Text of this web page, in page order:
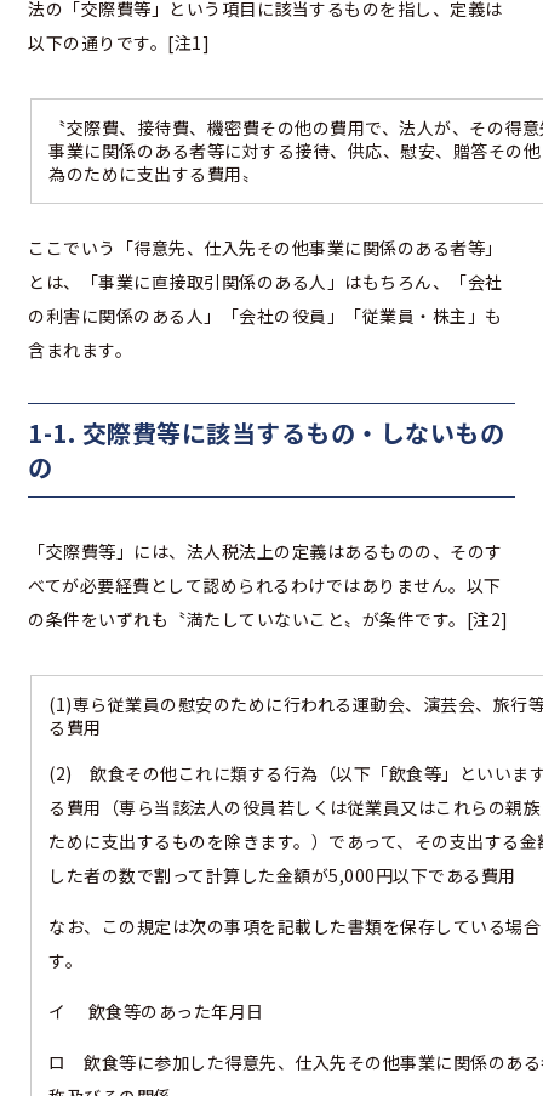
法の「交際費等」という項目に該当するものを指し、定義は
以下の通りです。[注1]
〝交際費、接待費、機密費その他の費用で、法人が、その得
事業に関係のある者等に対する接待、供応、慰安、贈答その
為のために支出する費用〟
ここでいう「得意先、仕入先その他事業に関係のある者等」
とは、「事業に直接取引関係のある人」はもちろん、「会社
の利害に関係のある人」「会社の役員」「従業員・株主」も
含まれます。
1-1. 交際費等に該当するもの・しないもの
の
「交際費等」には、法人税法上の定義はあるものの、そのす
べてが必要経費として認められるわけではありません。以下
の条件をいずれも〝満たしていないこと〟が条件です。[注2]
(1)専ら従業員の慰安のために行われる運動会、演芸会、旅行
る費用
(2) 飲食その他これに類する行為（以下「飲食等」といいま
る費用（専ら当該法人の役員若しくは従業員又はこれらの親
ために支出するものを除きます。）であって、その支出する
した者の数で割って計算した金額が5,000円以下である費用
なお、この規定は次の事項を記載した書類を保存している場
す。
イ 飲食等のあった年月日
ロ 飲食等に参加した得意先、仕入先その他事業に関係のあ